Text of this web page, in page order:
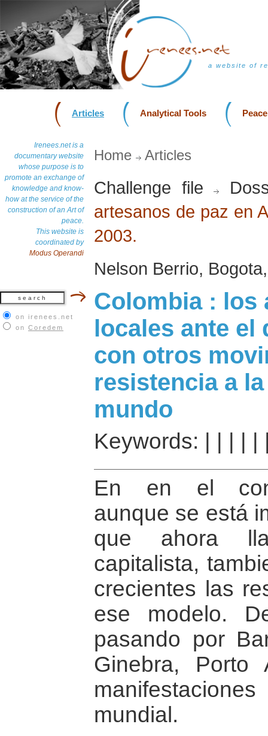
a website of
Articles Analytical Tools
Irenees.net is a
documentary website
whose purpose is to
promote an exchange of
knowledge and know-
how at the service of the
construction of an Art of
peace.
This website is
coordinated by
Modus Operandi
on irenees.net
on Coredem
Home Articles
Challenge file
artesanos de paz en
2003.
Nelson Berrio,
Colombia : los
locales ante el
con otros
resistencia a
mundo
Keywords:
En en el
aunque se está
que ahora
capitalista,
crecientes las
ese modelo.
pasando por
Ginebra, Porto
mundial.